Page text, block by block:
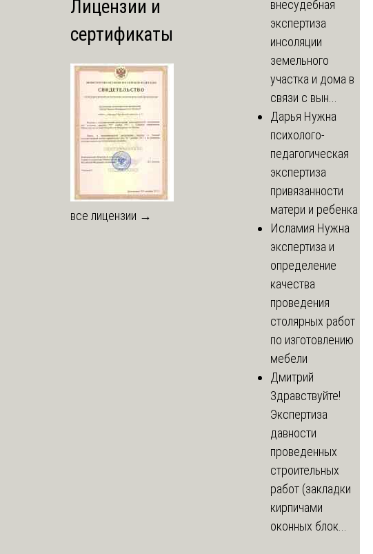
Лицензии и
сертификаты
все лицензии →
внесудебная
экспертиза
инсоляции
земельного
участка и дома в
связи с вын...
Дарья Нужна
психолого-
педагогическая
экспертиза
привязанности
матери и ребенка
Исламия Нужна
экспертиза и
определение
качества
проведения
столярных работ
по изготовлению
мебели
Дмитрий
Здравствуйте!
Экспертиза
давности
проведенных
строительных
работ (закладки
кирпичами
оконных блок...